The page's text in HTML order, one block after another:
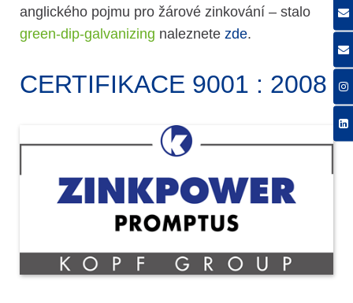
anglického pojmu pro žárové zinkování – stalo
green-dip-galvanizing naleznete zde.
CERTIFIKACE 9001 : 2008